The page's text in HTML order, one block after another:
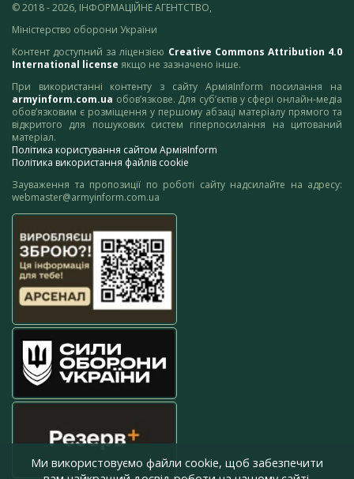
© 2018 - 2026, ІНФОРМАЦІЙНЕ АГЕНТСТВО,
Міністерство оборони України
Контент доступний за ліцензією Creative Commons Attribution 4.0
International license якщо не зазначено інше.
При використанні контенту з сайту АрміяInform посилання на
armyinform.com.ua обов’язкове. Для суб’єктів у сфері онлайн-медіа
обов’язковим є розміщення у першому абзаці матеріалу прямого та
відкритого для пошукових систем гіперпосилання на цитований
матеріал.
Політика користування сайтом АрміяInform
Політика використання файлів cookie
Зауваження та пропозиції по роботі сайту надсилайте на адресу:
webmaster@armyinform.com.ua
Ми використовуємо файли cookie, щоб забезпечити